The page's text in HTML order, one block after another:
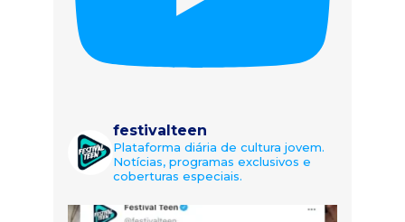
festivalteen
Plataforma diária de cultura jovem.
Notícias, programas exclusivos e
coberturas especiais.